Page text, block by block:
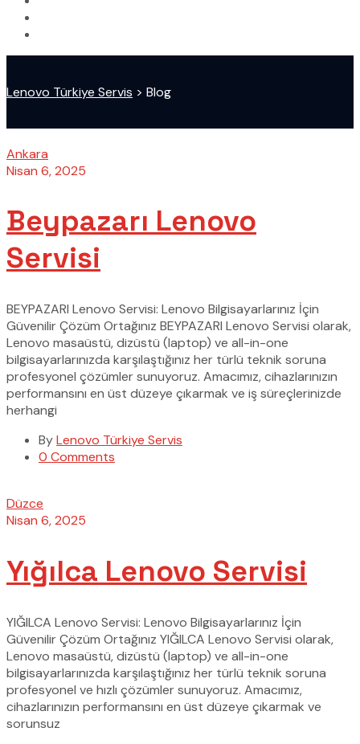
Lenovo Türkiye Servis > Blog
Ankara
Nisan 6, 2025
Beypazarı Lenovo
Servisi
BEYPAZARI Lenovo Servisi: Lenovo Bilgisayarlarınız İçin
Güvenilir Çözüm Ortağınız BEYPAZARI Lenovo Servisi olarak,
Lenovo masaüstü, dizüstü (laptop) ve all-in-one
bilgisayarlarınızda karşılaştığınız her türlü teknik soruna
profesyonel çözümler sunuyoruz. Amacımız, cihazlarınızın
performansını en üst düzeye çıkarmak ve iş süreçlerinizde
herhangi
ByLenovo Türkiye Servis
0 Comments
Düzce
Nisan 6, 2025
Yığılca Lenovo Servisi
YIĞILCA Lenovo Servisi: Lenovo Bilgisayarlarınız İçin
Güvenilir Çözüm Ortağınız YIĞILCA Lenovo Servisi olarak,
Lenovo masaüstü, dizüstü (laptop) ve all-in-one
bilgisayarlarınızda karşılaştığınız her türlü teknik soruna
profesyonel ve hızlı çözümler sunuyoruz. Amacımız,
cihazlarınızın performansını en üst düzeye çıkarmak ve
sorunsuz